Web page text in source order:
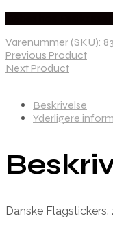
Varenummer (SKU):
Previous Product
Next Product
Beskrivelse
Yderligere
Danske